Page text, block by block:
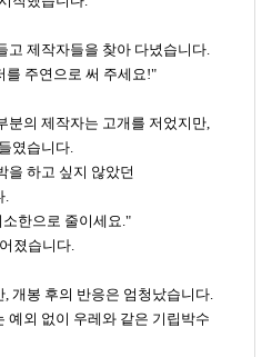
고 제작자들을 찾아 다녔습니다.
를 주연으로 써 주세요!"
분의 제작자는 고개를 저었지만,
였습니다.
을 하고 싶지 않았던
.
한으로 줄이세요."
졌습니다.
, 개봉 후의 반응은 엄청났습니다.
예외 없이 우레와 같은 기립박수